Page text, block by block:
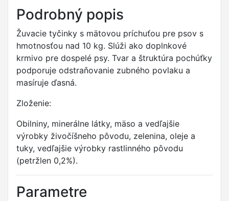
Podrobný popis
Žuvacie tyčinky s mätovou príchuťou pre psov s
hmotnosťou nad 10 kg. Slúži ako doplnkové
krmivo pre dospelé psy. Tvar a štruktúra pochúťky
podporuje odstraňovanie zubného povlaku a
masíruje ďasná.
Zloženie:
Obilniny, minerálne látky, mäso a vedľajšie
výrobky živočíšneho pôvodu, zelenina, oleje a
tuky, vedľajšie výrobky rastlinného pôvodu
(petržlen 0,2%).
Parametre